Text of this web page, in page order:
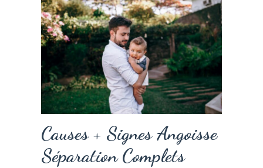
Causes + Signes Angoisse
Séparation Complets